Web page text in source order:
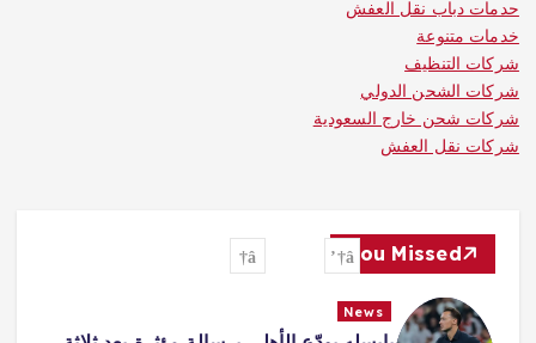
حدمات دباب نقل العفش
خدمات متنوعة
شركات التنظيف
شركات الشحن الدولي
شركات شحن خارج السعودية
شركات نقل العفش
You Missed
News